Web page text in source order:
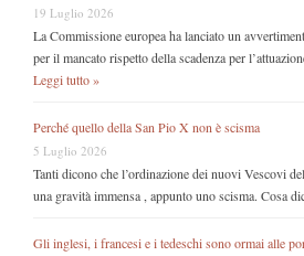
19 Luglio 2026
La Commissione europea ha lanciato un
per il mancato rispetto della scadenza per
Leggi tutto »
Perché quello della San Pio X non è scisma
5 Luglio 2026
Tanti dicono che l’ordinazione dei nuovi Vescovi
una gravità immensa , appunto uno scisma. Cosa
Gli inglesi, i francesi e i tedeschi sono ormai alle